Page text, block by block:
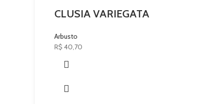
CLUSIA VARIEGATA
Arbusto
R$ 40,70